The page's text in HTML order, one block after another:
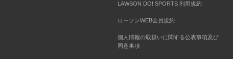
LAWSON DO! SPORTS 利用規約
ローソンWEB会員規約
個人情報の取扱いに関する公表事項及び
同意事項